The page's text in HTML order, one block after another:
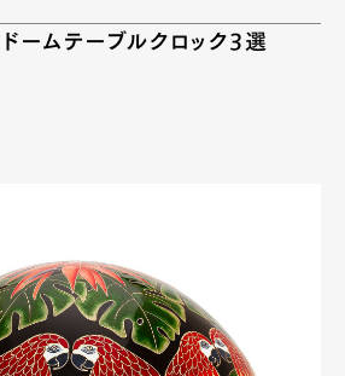
ームテーブルクロック3選